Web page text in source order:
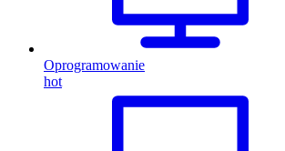
Oprogramowanie
hot